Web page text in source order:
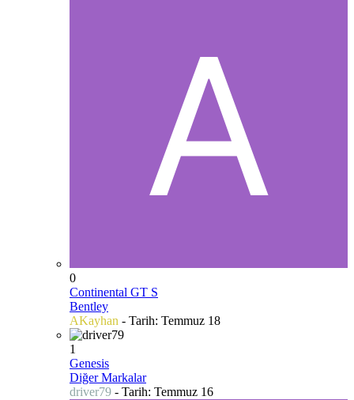
0
Continental GT S
Bentley
AKayhan - Tarih: Temmuz 18
1
Genesis
Diğer Markalar
driver79 - Tarih: Temmuz 16